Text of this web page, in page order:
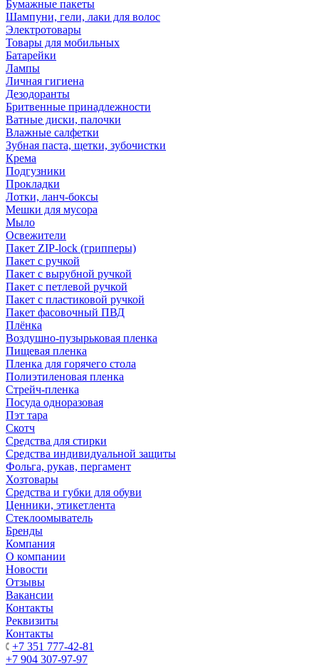
Бумажные пакеты
Шампуни, гели, лаки для волос
Электротовары
Товары для мобильных
Батарейки
Лампы
Личная гигиена
Дезодоранты
Бритвенные принадлежности
Ватные диски, палочки
Влажные салфетки
Зубная паста, щетки, зубочистки
Крема
Подгузники
Прокладки
Лотки, ланч-боксы
Мешки для мусора
Мыло
Освежители
Пакет ZIP-lock (грипперы)
Пакет с ручкой
Пакет с вырубной ручкой
Пакет с петлевой ручкой
Пакет с пластиковой ручкой
Пакет фасовочный ПВД
Плёнка
Воздушно-пузырьковая пленка
Пищевая пленка
Пленка для горячего стола
Полиэтиленовая пленка
Стрейч-пленка
Посуда одноразовая
Пэт тара
Скотч
Средства для стирки
Средства индивидуальной защиты
Фольга, рукав, пергамент
Хозтовары
Средства и губки для обуви
Ценники, этикетлента
Стеклоомыватель
Бренды
Компания
О компании
Новости
Отзывы
Вакансии
Контакты
Реквизиты
Контакты
+7 351 777-42-81
+7 904 307-97-97